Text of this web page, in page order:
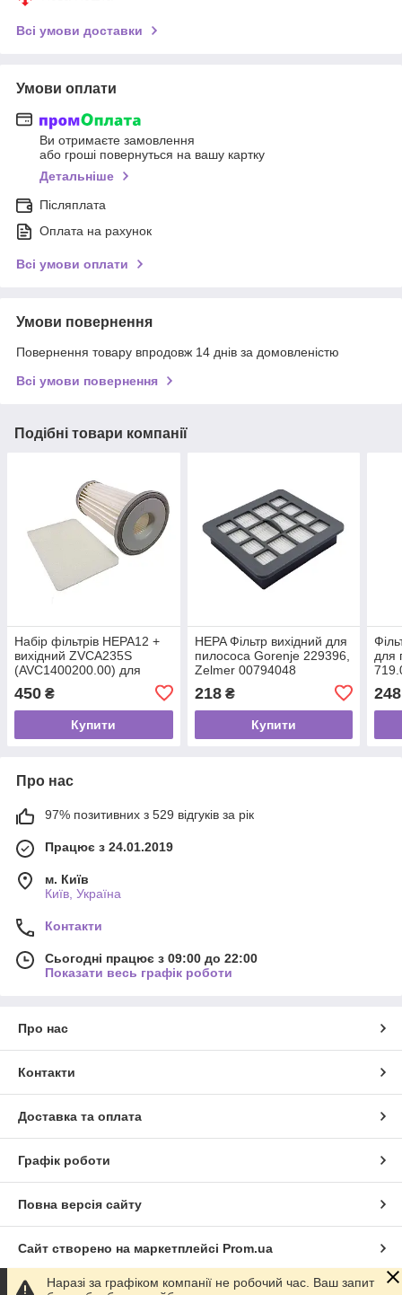
Всі умови доставки
Умови оплати
Ви отримаєте замовлення
або гроші повернуться на вашу картку
Детальніше
Післяплата
Оплата на рахунок
Всі умови оплати
Умови повернення
Повернення товару впродовж 14 днів за домовленістю
Всі умови повернення
Подібні товари компанії
Набір фільтрів HEPA12 +
вихідний ZVCA235S
(AVC1400200.00) для
12003401
450 ₴
Купити
HEPA Фільтр вихідний для
пилососа Gorenje 229396,
Zelmer 00794048
218₴
Купити
для
248
Про нас
97% позитивних з 529 відгуків за рік
Працює з 24.01.2019
м. Київ
Київ, Україна
Контакти
Сьогодні працює з 09:00 до 22:00
Показати весь графік роботи
Про нас
Контакти
Доставка та оплата
Графік роботи
Повна версія сайту
Сайт створено на маркетплейсі Prom.ua
Наразі за графіком компанії не робочий час. Ваш запит